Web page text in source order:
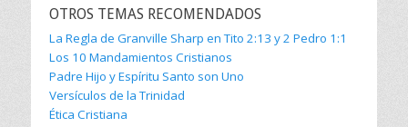
OTROS TEMAS RECOMENDADOS
La Regla de Granville Sharp en Tito 2:13 y 2 Pedro 1:1
Los 10 Mandamientos Cristianos
Padre Hijo y Espíritu Santo son Uno
Versículos de la Trinidad
Ética Cristiana